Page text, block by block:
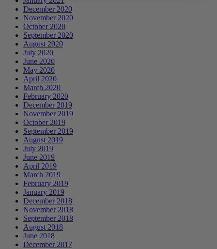
December 2020
November 2020
October 2020
September 2020
August 2020
July 2020
June 2020
May 2020
April 2020
March 2020
February 2020
December 2019
November 2019
October 2019
September 2019
August 2019
July 2019
June 2019
April 2019
March 2019
February 2019
January 2019
December 2018
November 2018
September 2018
August 2018
June 2018
December 2017